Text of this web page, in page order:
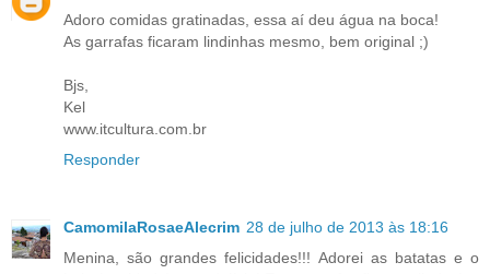
Adoro comidas gratinadas, essa aí deu água na boca!
As garrafas ficaram lindinhas mesmo, bem original ;)
Bjs,
Kel
www.itcultura.com.br
Responder
CamomilaRosaeAlecrim 28 de julho de 2013 às 18:16
Menina, são grandes felicidades!!! Adorei as batatas e o